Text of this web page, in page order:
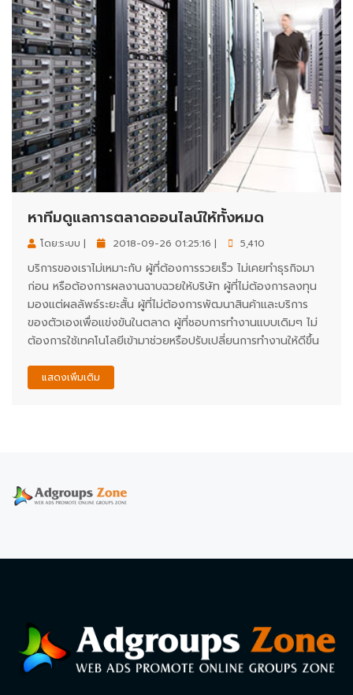
หาทีมดูแลการตลาดออนไลน์ให้ทั้งหมด
โดย:ระบบ | 2018-09-26 01:25:16 | 5,410
บริการของเราไม่เหมาะกับ ผู้ที่ต้องการรวยเร็ว ไม่เคยทำธุรกิจมา
ก่อน หรือต้องการผลงานฉาบฉวยให้บริษัท ผู้ที่ไม่ต้องการลงทุน
มองแต่ผลลัพธ์ระยะสั้น ผู้ที่ไม่ต้องการพัฒนาสินค้าและบริการ
ของตัวเองเพื่อแข่งขันในตลาด ผู้ที่ชอบการทำงานแบบเดิมๆ ไม่
ต้องการใช้เทคโนโลยีเข้ามาช่วยหรือปรับเปลี่ยนการทำงานให้ดีขึ้น
แสดงเพิ่มเติม